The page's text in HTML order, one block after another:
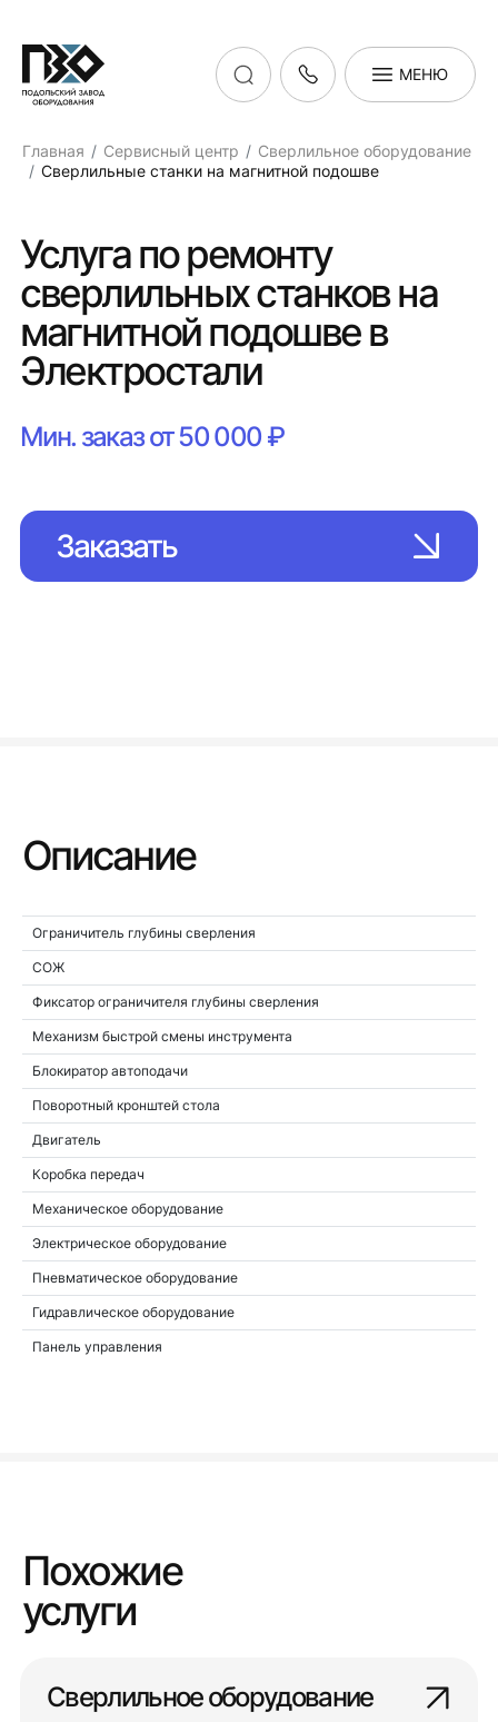
МЕНЮ
Главная Сервисный центр
Сверлильное оборудование
Сверлильные станки на магнитной подошве
Услуга по ремонту
сверлильных станков на
магнитной подошве в
Электростали
Мин. заказ от 50 000 ₽
Заказать
Описание
Ограничитель глубины сверления
СОЖ
Фиксатор ограничителя глубины сверления
Механизм быстрой смены инструмента
Блокиратор автоподачи
Поворотный кронштей стола
Двигатель
Коробка передач
Механическое оборудование
Электрическое оборудование
Пневматическое оборудование
Гидравлическое оборудование
Панель управления
Похожие
услуги
Сверлильное оборудование